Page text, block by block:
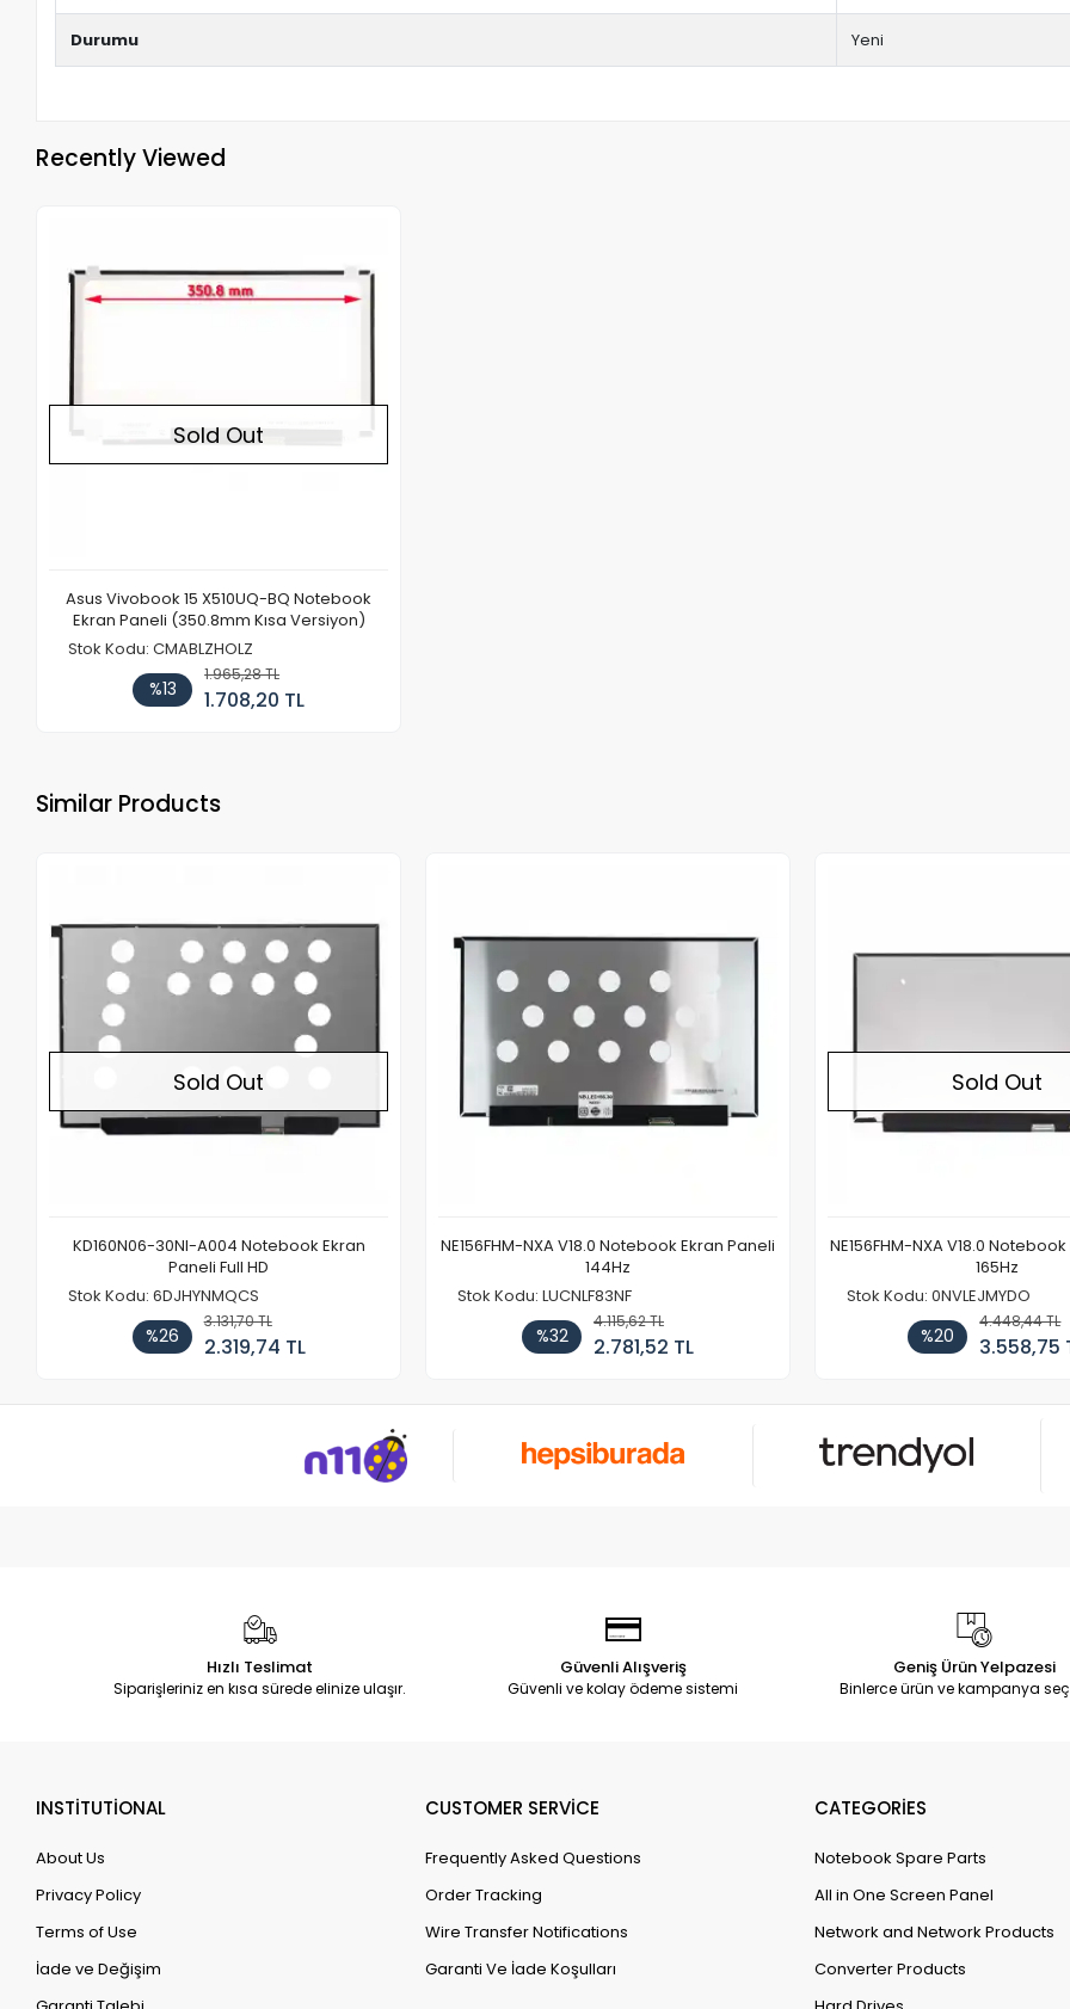
Durumu Yeni
Recently Viewed
Sold Out
Asus Vivobook 15 X510UQ-BQ Notebook
Ekran Paneli (350.8mm Kısa Versiyon)
Stok Kodu: CMABLZHOLZ
%13
1.965,28 TL
1.708,20 TL
Similar Products
Sold Out
KD160N06-30NI-A004 Notebook Ekran
Paneli Full HD
Stok Kodu: 6DJHYNMQCS
%26
3.131,70 TL
2.319,74 TL
NE156FHM-NXA V18.0 Notebook Ekran Paneli
144Hz
Stok Kodu: LUCNLF83NF
%32
4.115,62 TL
2.781,52 TL
Sold Out
NE156FHM-NXA V18.0
165Hz
Stok Kodu: 0NVLEJMYDO
%20
4.448,44 TL
3.558,75
Hızlı Teslimat
Siparişleriniz en kısa sürede elinize ulaşır.
Güvenli Alışveriş
Güvenli ve kolay ödeme sistemi
Geniş Ürün Yelpazesi
Binlerce ürün ve kampanya
INSTİTUTİONAL
About Us
Privacy Policy
Terms of Use
İade ve Değişim
CUSTOMER SERVİCE
Frequently Asked Questions
Order Tracking
Wire Transfer Notifications
Garanti Ve İade Koşulları
CATEGORİES
Notebook Spare Parts
All in One Screen Panel
Network and Network Products
Converter Products